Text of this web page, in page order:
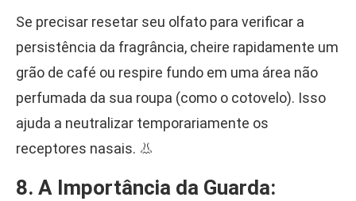
Se precisar resetar seu olfato para verificar a
persistência da fragrância, cheire rapidamente um
grão de café ou respire fundo em uma área não
perfumada da sua roupa (como o cotovelo). Isso
ajuda a neutralizar temporariamente os
receptores nasais. 👃
8. A Importância da Guarda: